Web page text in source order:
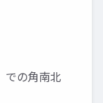
での角南北